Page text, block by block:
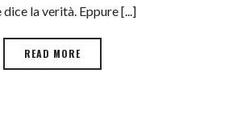
dice la verità. Eppure [...]
READ MORE